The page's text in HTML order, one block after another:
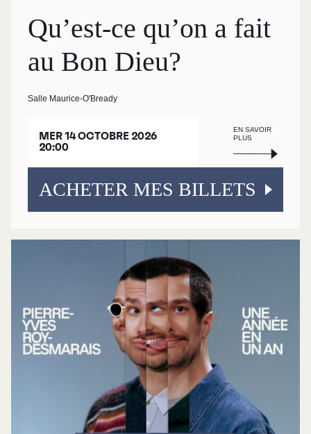
Qu’est-ce qu’on a fait
au Bon Dieu?
Salle Maurice-O'Bready
MER 14 OCTOBRE 2026
20:00
EN SAVOIR
PLUS
ACHETER MES BILLETS